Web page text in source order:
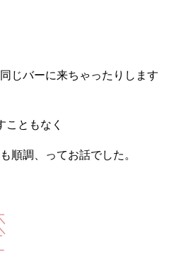
じバーに来ちゃったりします
こともなく
順調、ってお話でした。